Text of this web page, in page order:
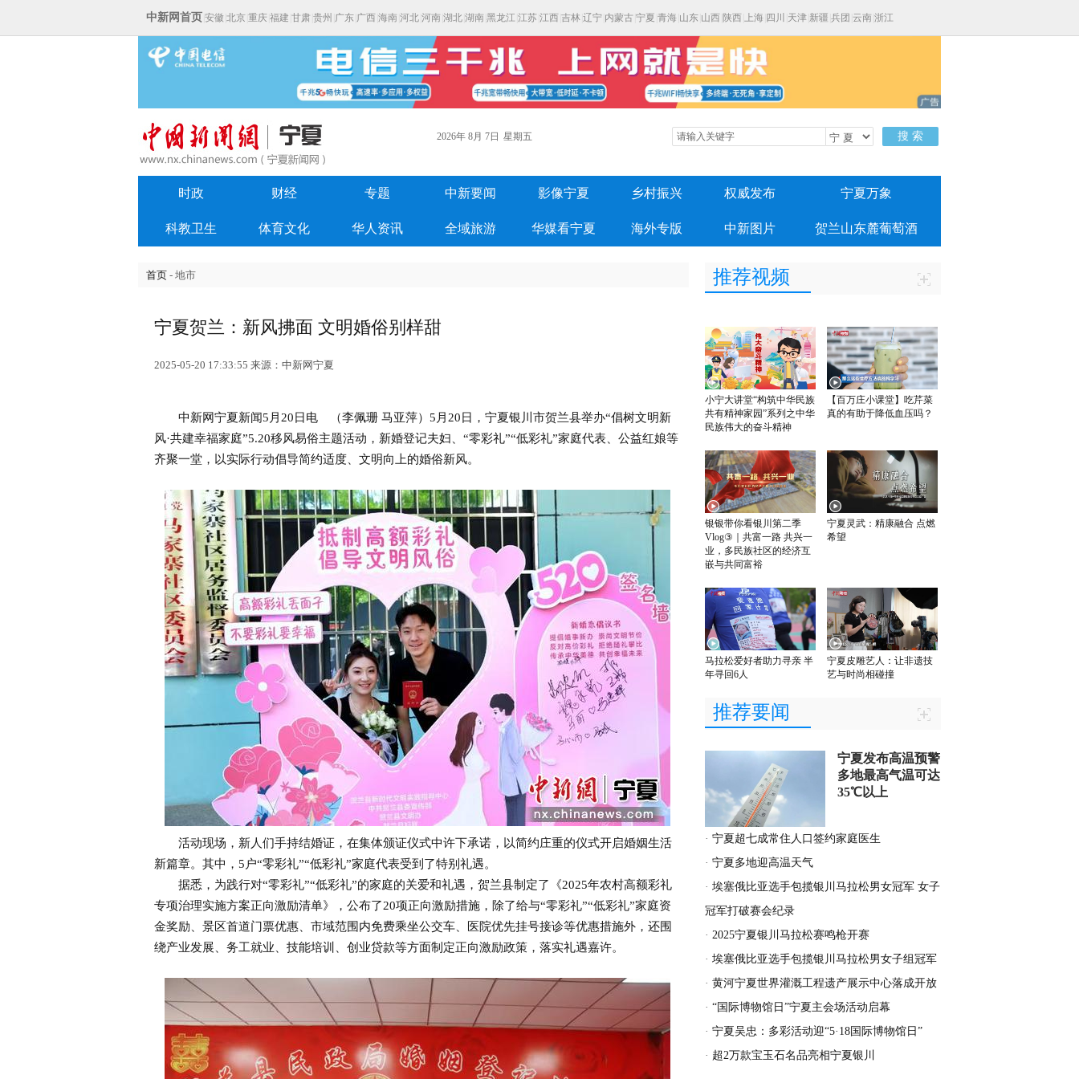
中新网首页 安徽 北京 重庆 福建 甘肃 贵州 广东 广西 海南 河北 河南 湖北 湖南 黑龙江 江苏 江西 吉林 辽宁 内蒙古 宁夏 青海 山东 山西 陕西 上海 四川 天津 新疆 兵团 云南 浙江
2026年 8月 7日 星期五 搜 索
时政 财经 专题 中新要闻 影像宁夏 乡村振兴 权威发布 宁夏万象
科教卫生 体育文化 华人资讯 全域旅游 华媒看宁夏 海外专版 中新图片 贺兰山东麓葡萄酒
首页 - 地市
宁夏贺兰：新风拂面 文明婚俗别样甜
2025-05-20 17:33:55 来源：中新网宁夏
中新网宁夏新闻5月20日电 （李佩珊 马亚萍）5月20日，宁夏银川市贺兰县举办“倡树文明新
风·共建幸福家庭”5.20移风易俗主题活动，新婚登记夫妇、“零彩礼”“低彩礼”家庭代表、公益红娘等
齐聚一堂，以实际行动倡导简约适度、文明向上的婚俗新风。
活动现场，新人们手持结婚证，在集体颁证仪式中许下承诺，以简约庄重的仪式开启婚姻生活
新篇章。其中，5户“零彩礼”“低彩礼”家庭代表受到了特别礼遇。
据悉，为践行对“零彩礼”“低彩礼”的家庭的关爱和礼遇，贺兰县制定了《2025年农村高额彩礼
专项治理实施方案正向激励清单》，公布了20项正向激励措施，除了给与“零彩礼”“低彩礼”家庭资
金奖励、景区首道门票优惠、市域范围内免费乘坐公交车、医院优先挂号接诊等优惠措施外，还围
绕产业发展、务工就业、技能培训、创业贷款等方面制定正向激励政策，落实礼遇嘉许。
推荐视频
小宁大讲堂“构筑中华民族
共有精神家园”系列之中华
民族伟大的奋斗精神
【百万庄小课堂】吃芹菜
真的有助于降低血压吗？
银银带你看银川第二季
Vlog③｜共富一路 共兴一
业，多民族社区的经济互
嵌与共同富裕
宁夏灵武：精康融合 点燃
希望
马拉松爱好者助力寻亲 半
年寻回6人
宁夏皮雕艺人：让非遗技
艺与时尚相碰撞
推荐要闻
宁夏发布高温预警
多地最高气温可达
35℃以上
· 宁夏超七成常住人口签约家庭医生
· 宁夏多地迎高温天气
· 埃塞俄比亚选手包揽银川马拉松男女冠军 女子
冠军打破赛会纪录
· 2025宁夏银川马拉松赛鸣枪开赛
· 埃塞俄比亚选手包揽银川马拉松男女子组冠军
· 黄河宁夏世界灌溉工程遗产展示中心落成开放
· “国际博物馆日”宁夏主会场活动启幕
· 宁夏吴忠：多彩活动迎“5·18国际博物馆日”
· 超2万款宝玉石名品亮相宁夏银川